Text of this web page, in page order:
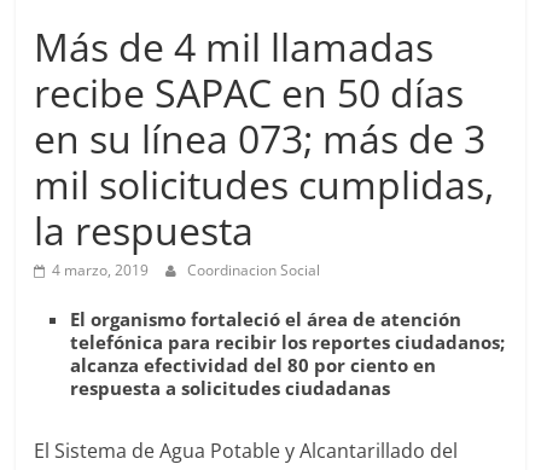
A
C
:.
Sistema
de
Agua
Potable
Alcantarillado
de
Más de 4 mil llamadas
recibe SAPAC en 50 días
en su línea 073; más de 3
mil solicitudes cumplidas,
la respuesta
4 marzo, 2019 Coordinacion Social
El organismo fortaleció el área de atención
telefónica para recibir los reportes ciudadanos;
alcanza efectividad del 80 por ciento en
respuesta a solicitudes ciudadanas
El Sistema de Agua Potable y Alcantarillado del